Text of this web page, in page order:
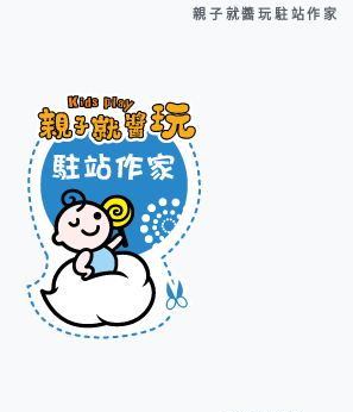
親子就醬玩駐站作家